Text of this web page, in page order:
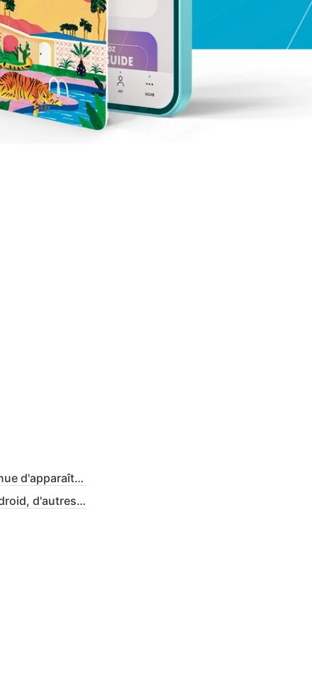
11. J'enregistre une carte Nemo (type NFC), et un message pop-up continue d'apparaître.
12. En tagueant la carte Nemo (type NFC) à l'arrière de mon téléphone Android, d'autres applications continueront d'apparaître !